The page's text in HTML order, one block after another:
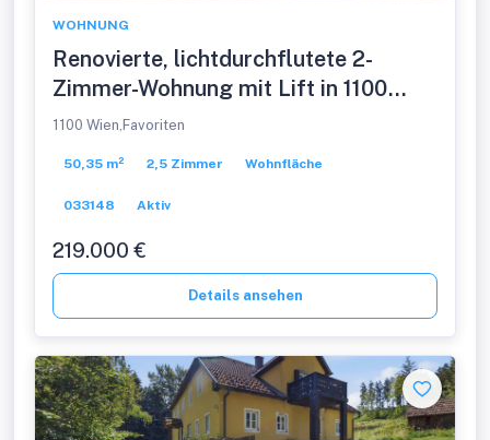
WOHNUNG
Renovierte, lichtdurchflutete 2-
Zimmer-Wohnung mit Lift in 1100
Wien!
1100 Wien,Favoriten
50,35 m² 2,5 Zimmer Wohnfläche
033148 Aktiv
219.000 €
Details ansehen